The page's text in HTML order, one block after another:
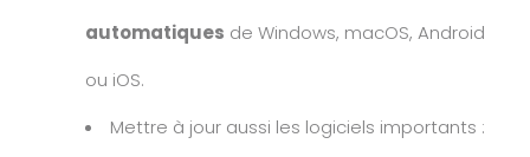
automatiques de Windows, macOS, Android
ou iOS.
Mettre à jour aussi les logiciels importants :